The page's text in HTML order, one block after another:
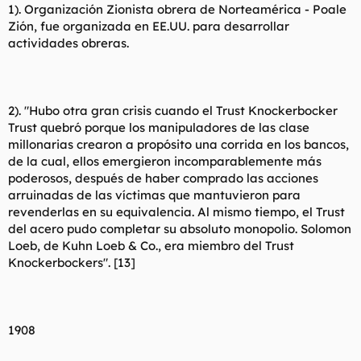
1). Organización Zionista obrera de Norteamérica - Poale
Zión, fue organizada en EE.UU. para desarrollar
actividades obreras.
2). "Hubo otra gran crisis cuando el Trust Knockerbocker
Trust quebró porque los manipuladores de las clase
millonarias crearon a propósito una corrida en los bancos,
de la cual, ellos emergieron incomparablemente más
poderosos, después de haber comprado las acciones
arruinadas de las víctimas que mantuvieron para
revenderlas en su equivalencia. Al mismo tiempo, el Trust
del acero pudo completar su absoluto monopolio. Solomon
Loeb, de Kuhn Loeb & Co., era miembro del Trust
Knockerbockers". [13]
1908